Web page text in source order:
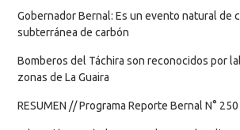
Gobernador Bernal: Es un evento natural de
subterránea de carbón
Bomberos del Táchira son reconocidos por
zonas de La Guaira
RESUMEN // Programa Reporte Bernal N° 250